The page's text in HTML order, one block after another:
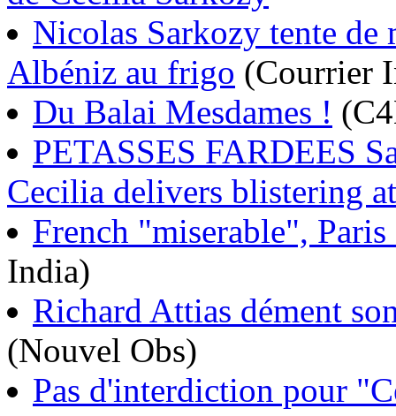
Nicolas Sarkozy tente
Albéniz au frigo (Courrier
Du Balai Mesdames !
PETASSES FARDEES
Cecilia delivers blistering
French "miserable",
India)
Richard Attias dément
(Nouvel Obs)
Pas d'interdiction pour